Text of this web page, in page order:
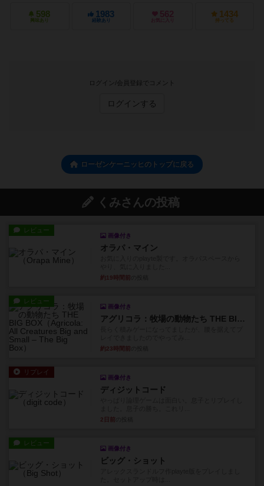
598
興味あり
1983
経験あり
562
お気に入り
1434
持ってる
ログイン/会員登録でコメント
ログインする
ローゼンケーニッヒのトップに戻る
くみさんの投稿
レビュー
画像付き
オラパ・マイン
約19時間前
レビュー
画像付き
アグリコラ：牧場の動物たち THE BIG BOX
約23時間前
リプレイ
画像付き
ディジットコード
2日前
レビュー
画像付き
ビッグ・ショット